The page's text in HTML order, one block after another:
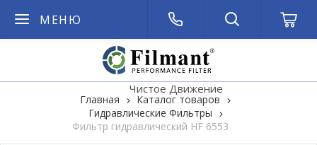
МЕНЮ
Чистое Движение
Главная
Каталог товаров
Гидравлические Фильтры
Фильтр гидравлический HF 6553